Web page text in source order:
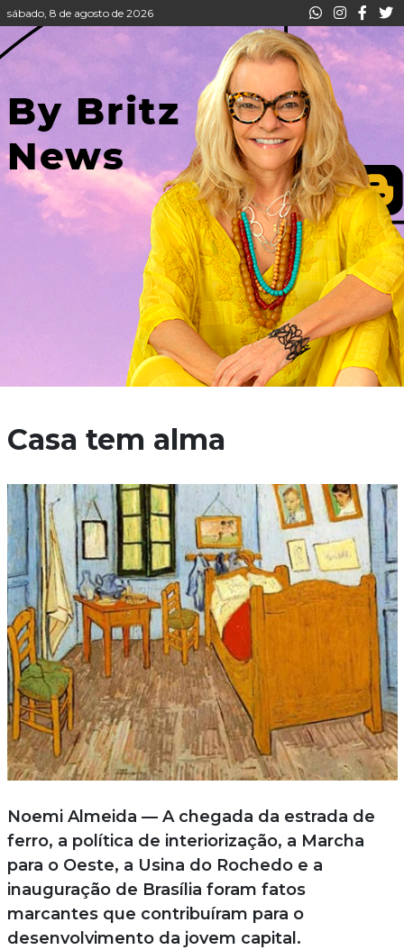
sábado, 8 de agosto de 2026
Casa tem alma
Noemi Almeida — A chegada da estrada de
ferro, a política de interiorização, a Marcha
para o Oeste, a Usina do Rochedo e a
inauguração de Brasília foram fatos
marcantes que contribuíram para o
desenvolvimento da jovem capital.